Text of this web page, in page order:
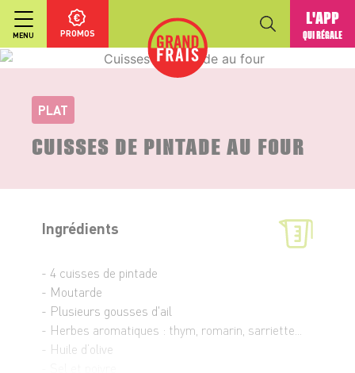
MENU PROMOS
L'APP
QUI RÉGALE
PLAT
CUISSES DE PINTADE AU FOUR
Ingrédients
- 4 cuisses de pintade
- Moutarde
- Plusieurs gousses d'ail
- Herbes aromatiques : thym, romarin, sarriette...
- Huile d’olive